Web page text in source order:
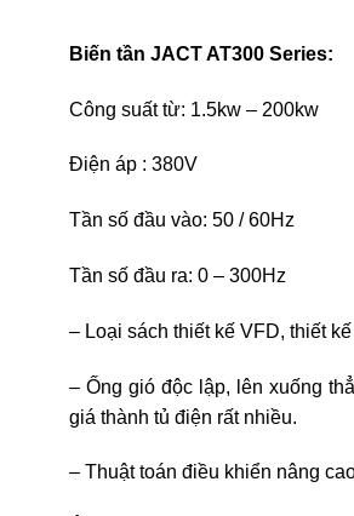
Biến tần JACT AT300 Series:
Công suất từ: 1.5kw – 200kw
Điện áp : 380V
Tần số đầu vào: 50 / 60Hz
Tần số đầu ra: 0 – 300Hz
– Loại sách thiết kế VFD, thiết
– Ống gió độc lập, lên xuống
giá thành tủ điện rất nhiều.
– Thuật toán điều khiển nâng